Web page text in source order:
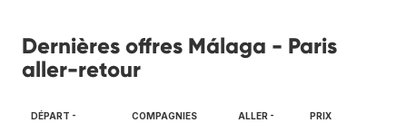
Dernières offres Málaga - Paris
aller-retour
DÉPART -
COMPAGNIES
ALLER -
PRIX